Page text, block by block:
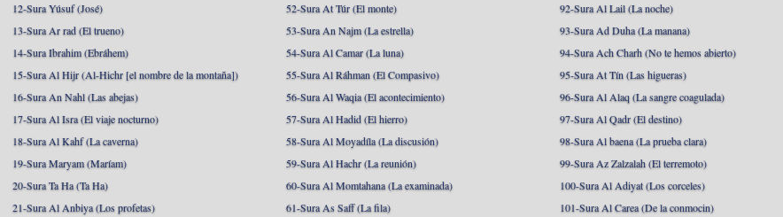
12-Sura Yúsuf (José)
13-Sura Ar rad (El trueno)
14-Sura Ibrahim (Ebráhem)
15-Sura Al Hijr (Al-Hichr [el nombre de la montaña])
16-Sura An Nahl (Las abejas)
17-Sura Al Isra (El viaje nocturno)
18-Sura Al Kahf (La caverna)
19-Sura Maryam (Maríam)
20-Sura Ta Ha (Ta Ha)
21-Sura Al Anbiya (Los profetas)
52-Sura At Túr (El monte)
53-Sura An Najm (La estrella)
54-Sura Al Camar (La luna)
55-Sura Al Ráhman (El Compasivo)
56-Sura Al Waqia (El acontecimiento)
57-Sura Al Hadid (El hierro)
58-Sura Al Moyadíla (La discusión)
59-Sura Al Hachr (La reunión)
60-Sura Al Momtahana (La examinada)
61-Sura As Saff (La fila)
92-Sura Al Lail (La noche)
93-Sura Ad Duha (La manana)
94-Sura Ach Charh (No te hemos abierto)
95-Sura At Tín (Las higueras)
96-Sura Al Alaq (La sangre coagulada)
97-Sura Al Qadr (El destino)
98-Sura Al baena (La prueba clara)
99-Sura Az Zalzalah (El terremoto)
100-Sura Al Adiyat (Los corceles)
101-Sura Al Carea (De la conmocin)